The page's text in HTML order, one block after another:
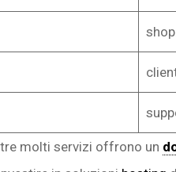
molti servizi offrono un